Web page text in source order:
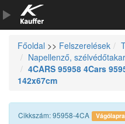
Szerszámkatalógus
Kosár
Főoldal >> Felszerelések
Napellenző,
4CARS 95958 4Cars
142x67cm
Cikkszám: 95958-4CA Vágólapra